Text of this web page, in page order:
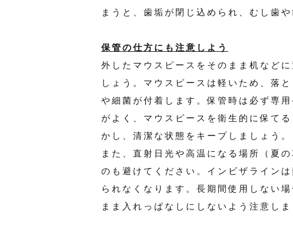
まうと、歯垢が閉じ込められ、むし歯
保管の仕方にも注意しよう
外したマウスピースをそのまま机など
しょう。マウスピースは軽いため、落
や細菌が付着します。保管時は必ず専
がよく、マウスピースを衛生的に保て
かし、清潔な状態をキープしましょう。
また、直射日光や高温になる場所（夏
のも避けてください。インビザライン
られなくなります。長期間使用しない
まま入れっぱなしにしないよう注意し